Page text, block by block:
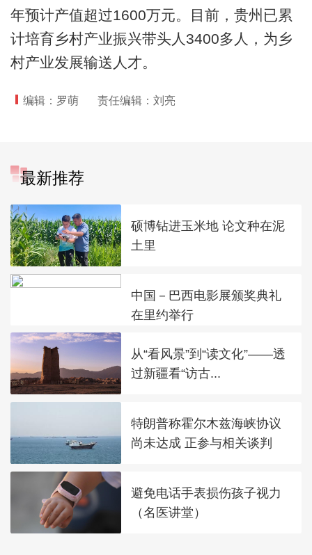
年预计产值超过1600万元。目前，贵州已累
计培育乡村产业振兴带头人3400多人，为乡
村产业发展输送人才。
编辑：罗萌 责任编辑：刘亮
最新推荐
硕博钻进玉米地 论文种在泥
土里
中国－巴西电影展颁奖典礼
在里约举行
从“看风景”到“读文化”——透
过新疆看“访古...
特朗普称霍尔木兹海峡协议
尚未达成 正参与相关谈判
避免电话手表损伤孩子视力
（名医讲堂）